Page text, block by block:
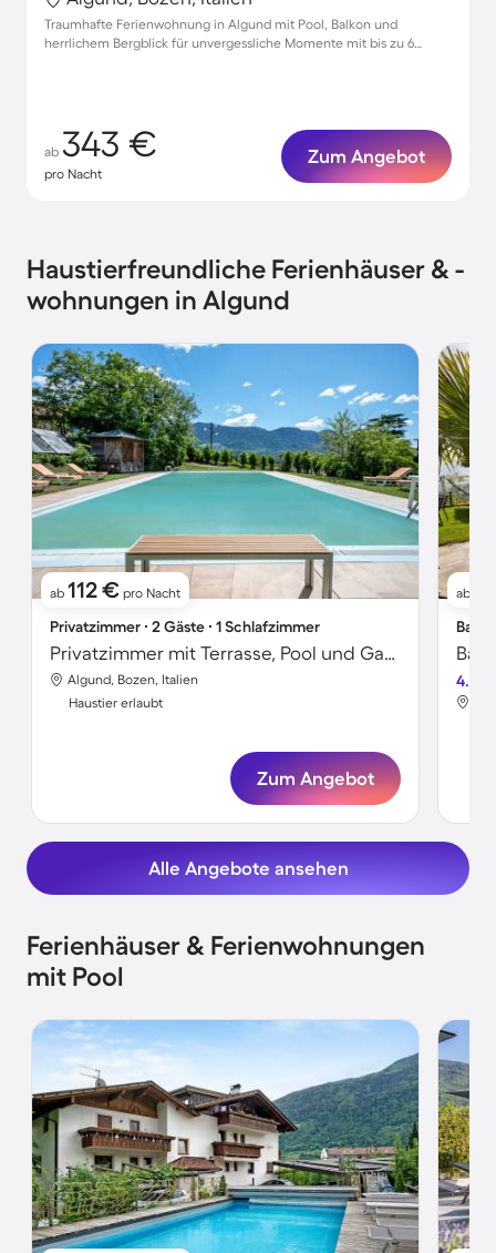
Traumhafte Ferienwohnung in Algund mit Pool, Balkon und
herrlichem Bergblick für unvergessliche Momente mit bis zu 6
ab 343 €
pro Nacht
Zum Angebot
Haustierfreundliche Ferienhäuser & -
wohnungen in Algund
ab 112 € pro Nacht
Privatzimmer ∙ 2 Gäste ∙ 1 Schlafzimmer
Privatzimmer mit Terrasse, Pool und Garten | Bergblick
Algund, Bozen, Italien
Haustier erlaubt
Zum Angebot
ab
4.0
Alle Angebote ansehen
Ferienhäuser & Ferienwohnungen
mit Pool